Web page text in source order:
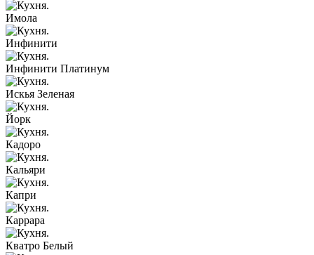
Имола
Инфинити
Инфинити Платинум
Искья Зеленая
Йорк
Кадоро
Кальяри
Капри
Каррара
Кватро Белый